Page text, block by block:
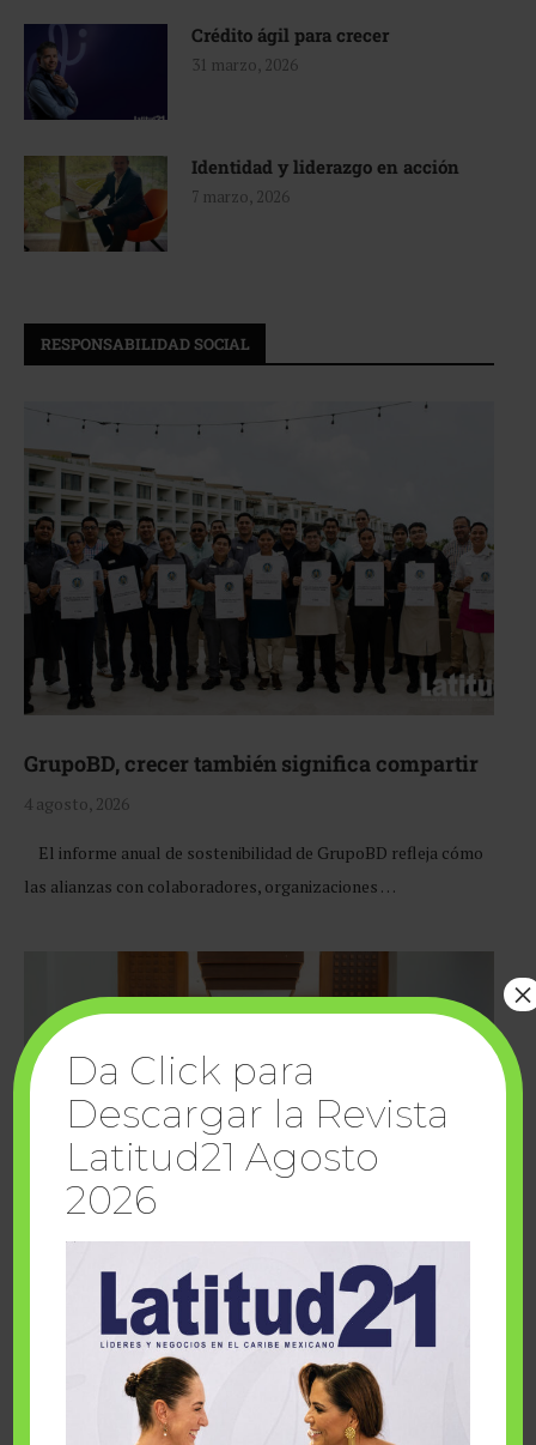
Crédito ágil para crecer
31 marzo, 2026
Identidad y liderazgo en acción
7 marzo, 2026
RESPONSABILIDAD SOCIAL
GrupoBD, crecer también significa compartir
4 agosto, 2026
El informe anual de sostenibilidad de GrupoBD refleja cómo
las alianzas con colaboradores, organizaciones …
Cuando la solidaridad inspira; cumplen
sueños Fairmont Mayakoba y Make-A-Wish
Da Click para
Descargar la Revista
Latitud21 Agosto
2026
×